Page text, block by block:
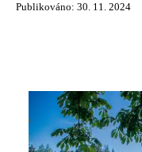
Publikováno: 30. 11. 2024